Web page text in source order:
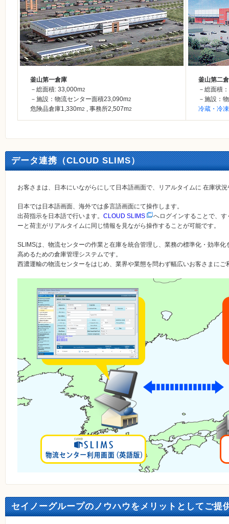
釜山第一倉庫
－総面積: 33,000m2
－施設：物流センター面積23,090m2
危険品倉庫1,330m2 , 事務所2,507m2
釜山第二
－総面積
－施設：
冷蔵・冷
データ連携（CLOUD SLIMS）
お客さまは、日本にいながらにして日本語画面で、リアルタイムに 在庫状
日本では日本語画面、海外では多言語画面にて操作します。
出荷指示を日本語で行います。 CLOUD SLIMS
へログインすることで、
ーと荷主がリアルタイムに同じ情報を見ながら操作することが可能です。
SLIMSは、物流センターの作業と在庫を統合管理し、業務の標準化・効率
高めるための倉庫管理システムです。
西濃運輸の物流センターをはじめ、業界や業態を問わず幅広いお客さまにご
セイノーグループのノウハウをメリットとしてご提